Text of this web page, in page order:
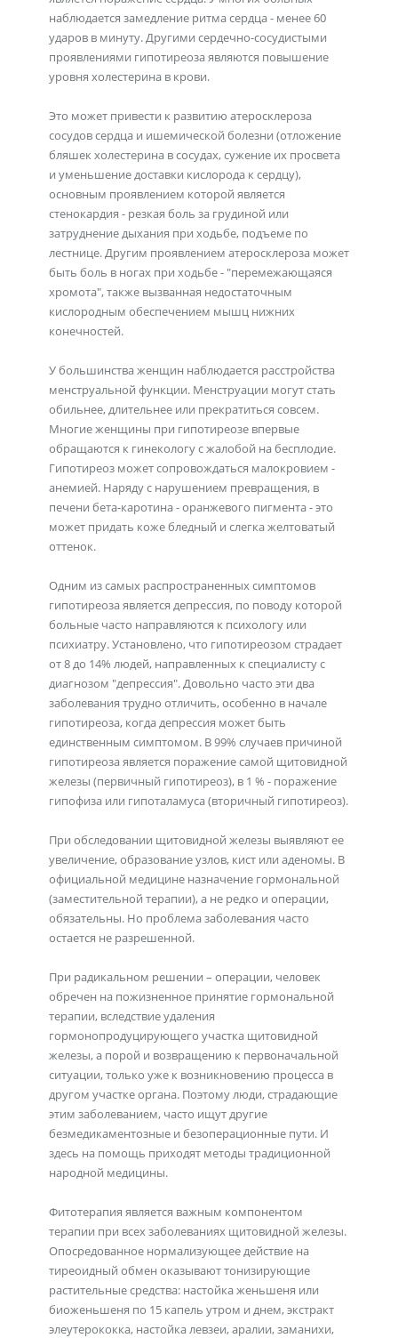
наблюдается замедление ритма сердца - менее 60
ударов в минуту. Другими сердечно-сосудистыми
проявлениями гипотиреоза являются повышение
уровня холестерина в крови.
Это может привести к развитию атеросклероза
сосудов сердца и ишемической болезни (отложение
бляшек холестерина в сосудах, сужение их просвета
и уменьшение доставки кислорода к сердцу),
основным проявлением которой является
стенокардия - резкая боль за грудиной или
затруднение дыхания при ходьбе, подъеме по
лестнице. Другим проявлением атеросклероза может
быть боль в ногах при ходьбе - "перемежающаяся
хромота", также вызванная недостаточным
кислородным обеспечением мышц нижних
конечностей.
У большинства женщин наблюдается расстройства
менструальной функции. Менструации могут стать
обильнее, длительнее или прекратиться совсем.
Многие женщины при гипотиреозе впервые
обращаются к гинекологу с жалобой на бесплодие.
Гипотиреоз может сопровождаться малокровием -
анемией. Наряду с нарушением превращения, в
печени бета-каротина - оранжевого пигмента - это
может придать коже бледный и слегка желтоватый
оттенок.
Одним из самых распространенных симптомов
гипотиреоза является депрессия, по поводу которой
больные часто направляются к психологу или
психиатру. Установлено, что гипотиреозом страдает
от 8 до 14% людей, направленных к специалисту с
диагнозом "депрессия". Довольно часто эти два
заболевания трудно отличить, особенно в начале
гипотиреоза, когда депрессия может быть
единственным симптомом. В 99% случаев причиной
гипотиреоза является поражение самой щитовидной
железы (первичный гипотиреоз), в 1 % - поражение
гипофиза или гипоталамуса (вторичный гипотиреоз).
При обследовании щитовидной железы выявляют ее
увеличение, образование узлов, кист или аденомы. В
официальной медицине назначение гормональной
(заместительной терапии), а не редко и операции,
обязательны. Но проблема заболевания часто
остается не разрешенной.
При радикальном решении – операции, человек
обречен на пожизненное принятие гормональной
терапии, вследствие удаления
гормонопродуцирующего участка щитовидной
железы, а порой и возвращению к первоначальной
ситуации, только уже к возникновению процесса в
другом участке органа. Поэтому люди, страдающие
этим заболеванием, часто ищут другие
безмедикаментозные и безоперационные пути. И
здесь на помощь приходят методы традиционной
народной медицины.
Фитотерапия является важным компонентом
терапии при всех заболеваниях щитовидной железы.
Опосредованное нормализующее действие на
тиреоидный обмен оказывают тонизирующие
растительные средства: настойка женьшеня или
биоженьшеня по 15 капель утром и днем, экстракт
элеутерококка, настойка левзеи, аралии, заманихи,